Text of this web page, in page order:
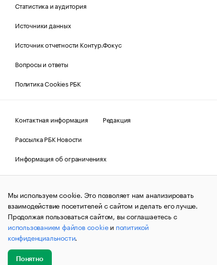
Статистика и аудитория
Источники данных
Источник отчетности Контур.Фокус
Вопросы и ответы
Политика Cookies РБК
Контактная информация
Редакция
Рассылка РБК Новости
Информация об ограничениях
Правовая информация
О соблюдении авторских прав
© АО «РОСБИЗНЕСКОНСАЛТИНГ»,1995–2026.Сообщения
и материалы информационного агентства «РБК»
(зарегистрировано Федеральной службой по надзору в сфере
связи, информационных технологий и массовых
коммуникаций (Роскомнадзор) 09.12.2015 за номером ИА
№ФС77-63848) сопровождаются пометкой «РБК». Отдельные
публикации могут содержать информацию,
не предназначенную для пользователей
до 18 лет.
Мы используем cookie. Это позволяет нам анализировать
взаимодействие посетителей с сайтом и делать его лучше.
Продолжая пользоваться сайтом, вы соглашаетесь с
использованием файлов cookieи политикой
конфиденциальности.
Понятно